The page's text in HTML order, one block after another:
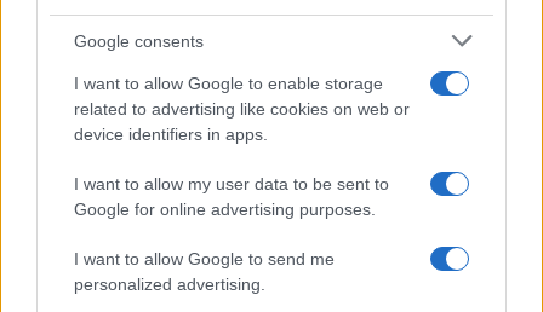
Google consents
I want to allow Google to enable storage
related to advertising like cookies on web or
device identifiers in apps.
I want to allow my user data to be sent to
Google for online advertising purposes.
I want to allow Google to send me
personalized advertising.
rigogliosa: non commettere
Moda
Emma segue il trend di
animalier ma con un tocco più
glamour!
Viaggi